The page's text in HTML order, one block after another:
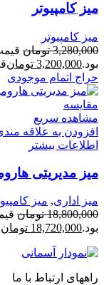
میز کامپیوتر
میز کامپیوتر
3,280,000 تومان
بود.3,200,000 تومان
حراج اتمام موجودی
مقایسه
مشاهده سریع
افزودن به علاقه
اطلاعات بیشتر
میز مدیریتی
میز اداری, میز
18,800,000 تومان
بود.18,720,000 تومان
راههای ارتباط با ما